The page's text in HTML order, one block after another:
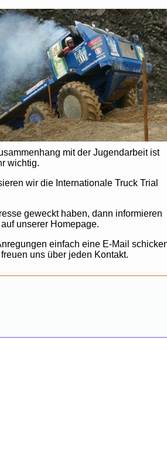
mit der Jugendarbeit ist
wichtig.
wir die Internationale Truck Trial
geweckt haben, dann informieren
unserer Homepage.
einfach eine E-Mail
uns über jeden Kontakt.